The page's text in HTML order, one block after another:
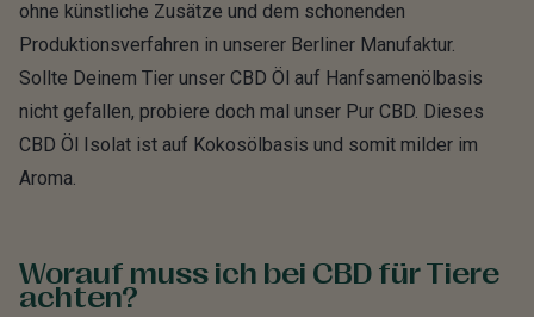
ohne künstliche Zusätze und dem schonenden
Produktionsverfahren in unserer Berliner Manufaktur.
Sollte Deinem Tier unser CBD Öl auf Hanfsamenölbasis
nicht gefallen, probiere doch mal unser Pur CBD. Dieses
CBD Öl Isolat ist auf Kokosölbasis und somit milder im
Aroma.
Worauf muss ich bei CBD für Tiere
achten?